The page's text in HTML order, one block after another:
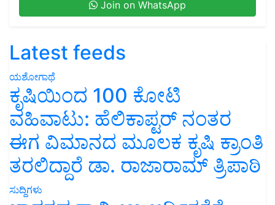
Join on WhatsApp
Latest feeds
ಯಶೋಗಾಥೆ
ಕೃಷಿಯಿಂದ 100 ಕೋಟಿ
ವಹಿವಾಟು: ಹೆಲಿಕಾಪ್ಟರ್ ನಂತರ
ಈಗ ವಿಮಾನದ ಮೂಲಕ ಕೃಷಿ ಕ್ರಾಂತಿ
ತರಲಿದ್ದಾರೆ ಡಾ. ರಾಜಾರಾಮ್ ತ್ರಿಪಾಠಿ
ಸುದ್ದಿಗಳು